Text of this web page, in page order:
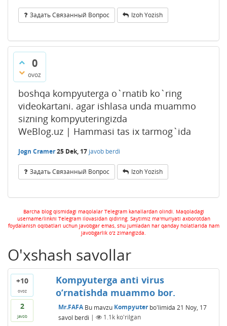
Задать Связанный Вопрос Izoh Yozish
0
ovoz
boshqa kompyuterga o`rnatib ko`ring
videokartani. agar ishlasa unda muammo
sizning kompyuteringizda
WeBlog.uz | Hammasi tas ix tarmog`ida
Jogn Cramer25 Dek, 17 javob berdi
Задать Связанный Вопрос Izoh Yozish
Barcha blog qismidagi maqolalar Telegram kanallardan olindi. Maqoladagi
username/linkni Telegram ilovasidan qidiring. Saytimiz ma'muriyati axborotdan
foydalanish oqibatlari uchun javobgar emas, shu jumladan har qanday holatlarida ham
javobgarlik o'z zimangizda.
O'xshash savollar
+10
ovoz
2
javob
Kompyuterga anti virus
o’rnatishda muammo bor.
Mr.FAFA Bu mavzu Kompyuterbo'limida 21 Noy, 17
savol berdi | 1.1kko'rilgan